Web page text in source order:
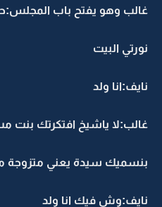
غالب وهو يفتح باب
نورتي البيت
نايف:انا ولد
غالب:لا ياشيخ افتكرتك بنت
بنسميك سيدة يعني متزوجة
نايف:وش فيك انا ولد